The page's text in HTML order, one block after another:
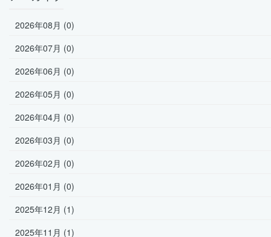
2026年08月 (0)
2026年07月 (0)
2026年06月 (0)
2026年05月 (0)
2026年04月 (0)
2026年03月 (0)
2026年02月 (0)
2026年01月 (0)
2025年12月 (1)
2025年11月 (1)